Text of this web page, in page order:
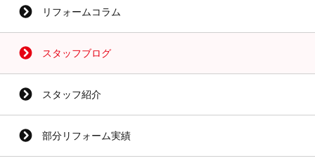
リフォームコラム
スタッフブログ
スタッフ紹介
部分リフォーム実績